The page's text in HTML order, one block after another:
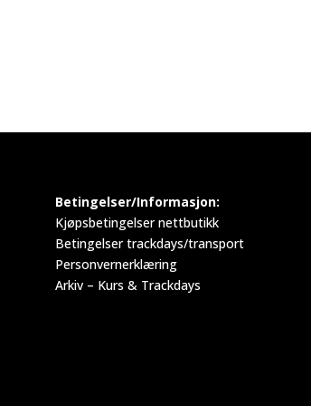
Betingelser/Informasjon:
Kjøpsbetingelser nettbutikk
Betingelser trackdays/transport
Personvernerklæring
Arkiv – Kurs & Trackdays